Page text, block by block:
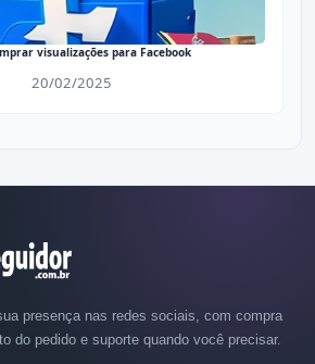
visualizações para Facebook
20/02/2025
presença nas redes sociais, com compra
do pedido e suporte quando você precisar.